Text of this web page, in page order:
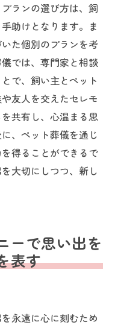
ランの選び方は、飼
助けとなります。ま
た個別のプランを考
では、専門家と相談
で、飼い主とペット
友人を交えたセレモ
共有し、心温まる思
、ペット葬儀を通じ
得ることができるで
大切にしつつ、新し
ーで思い出を
表す
永遠に心に刻むため